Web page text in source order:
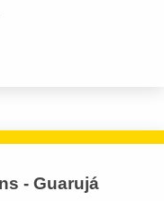
- Guarujá